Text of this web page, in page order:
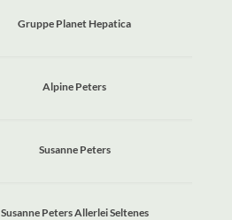
Gruppe Planet Hepatica
Alpine Peters
Susanne Peters
Susanne Peters Allerlei Seltenes